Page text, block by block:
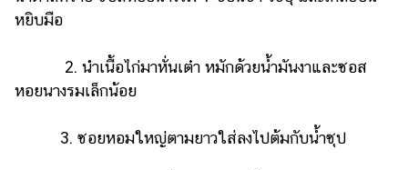
หยิบมือ
2. นำเนื้อไก่มาหั่นเต๋า หมักด้วยน้ำมันงาและซอส
หอยนางรมเล็กน้อย
3. ซอยหอมใหญ่ตามยาวใส่ลงไปต้มกับน้ำซุป